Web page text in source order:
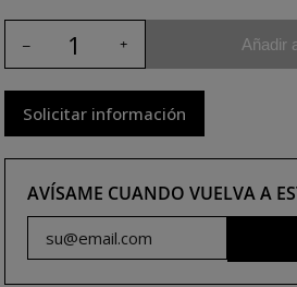
Añadir
Solicitar información
AVÍSAME CUANDO VUELVA A